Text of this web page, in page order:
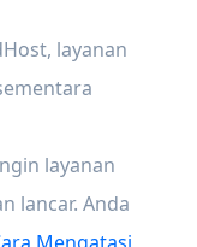
layanan
layanan
lancar. Anda